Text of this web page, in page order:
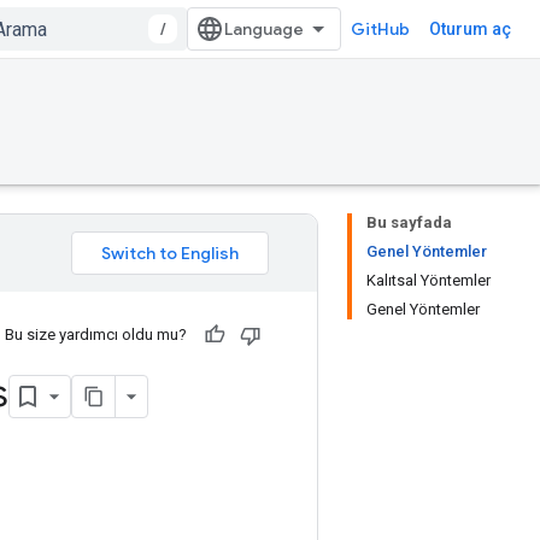
/ GitHub Oturum aç
Bu sayfada
Genel Yöntemler
Kalıtsal Yöntemler
Genel Yöntemler
Bu size yardımcı oldu mu?